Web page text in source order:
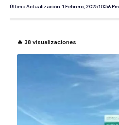
Última Actualización: 1 Febrero, 2025 10:56 Pm
🔥 38 visualizaciones